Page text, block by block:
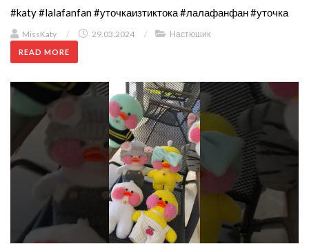
#katy #lalafanfan #уточкаизтиктока #лалафанфан #уточка
MissKaty / 29.03.2024 / Настюшик
READ MORE